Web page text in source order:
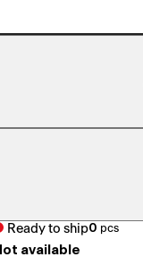
Ready to ship0 pcs
available